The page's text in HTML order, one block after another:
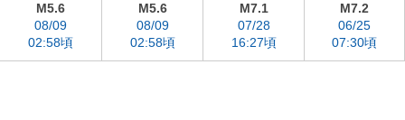
M5.6
08/09
02:58頃
M5.6
08/09
02:58頃
M7.1
07/28
16:27頃
M7.2
06/25
07:30頃